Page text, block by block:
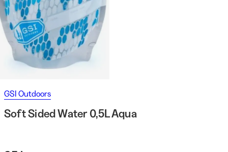
GSI Outdoors
Soft Sided Water 0,5L Aqua